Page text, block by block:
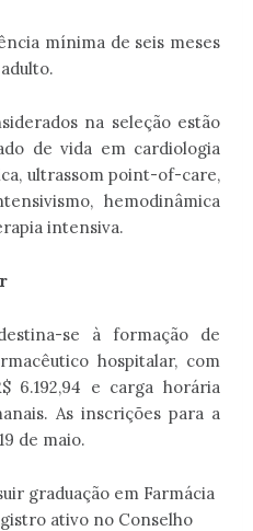
mínima de seis meses
na seleção estão
de vida em cardiologia
ultrassom point-of-care,
hemodinâmica
intensiva.
se à formação de
hospitalar, com
6.192,94 e carga horária
As inscrições para a
de maio.
graduação em Farmácia
ativo no Conselho